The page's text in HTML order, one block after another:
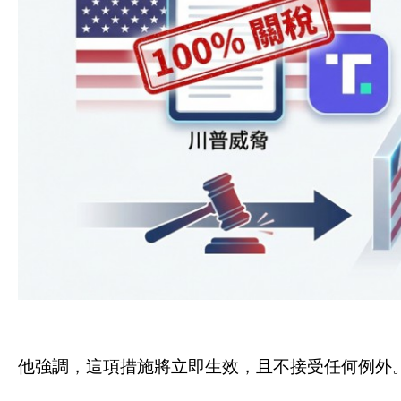
他強調，這項措施將立即生效，且不接受任何例外